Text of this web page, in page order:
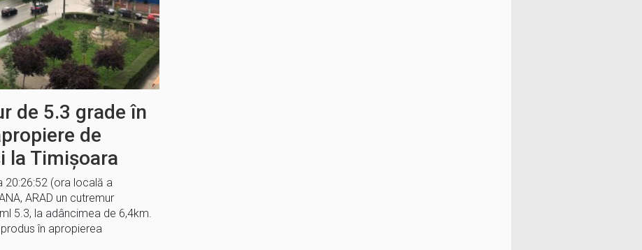
de 5.3 grade în
de
la Timișoara
20:26:52 (ora locală a
ARAD un cutremur
5.3, la adâncimea de 6,4km.
în apropierea